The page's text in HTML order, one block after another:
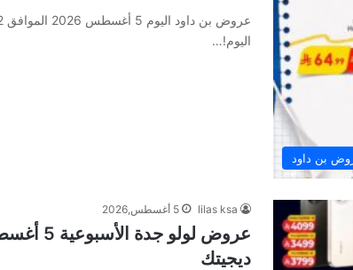
بن داود
اليوم!…
lilas ksa 5 أغسطس,2026
ديجيتك